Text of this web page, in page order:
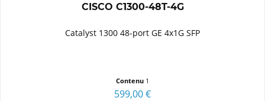
CISCO C1300-48T-4G
Catalyst 1300 48-port GE 4x1G SFP
Contenu 1
599,00 €